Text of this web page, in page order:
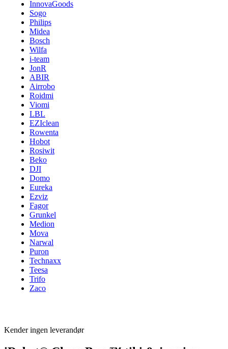
InnovaGoods
Sogo
Philips
Midea
Bosch
Wilfa
i-team
JonR
ABIR
Airrobo
Roidmi
Viomi
LBL
EZIclean
Rowenta
Hobot
Rosiwit
Beko
DJI
Domo
Eureka
Ezviz
Fagor
Grunkel
Medion
Mova
Narwal
Puron
Technaxx
Teesa
Trifo
Zaco
Kender ingen leverandør